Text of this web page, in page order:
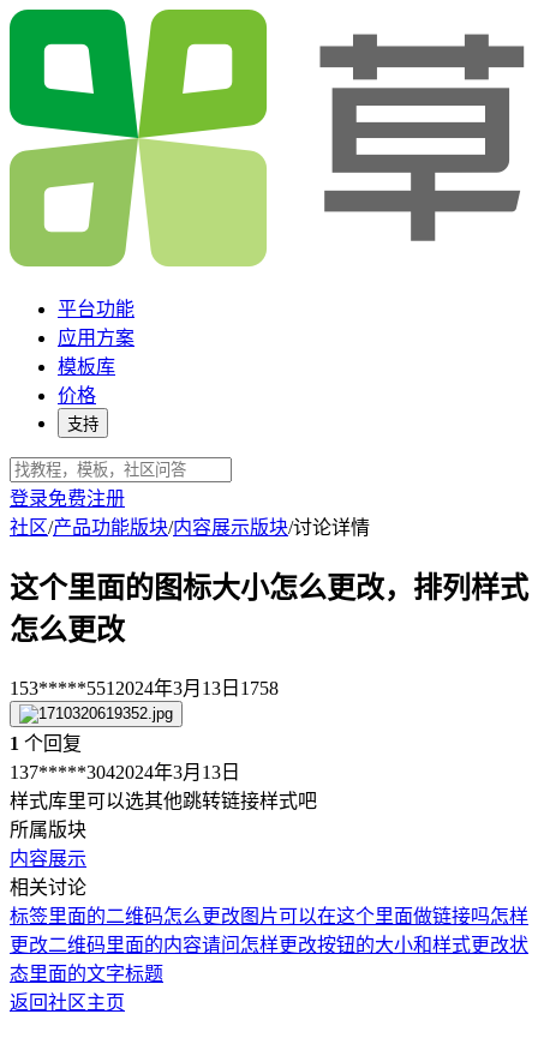
平台功能
应用方案
模板库
价格
支持
登录免费注册
社区/产品功能版块/内容展示版块/讨论详情
这个里面的图标大小怎么更改，排列样式
怎么更改
153*****551 2024年3月13日 1758
1 个回复
137*****3042024年3月13日
样式库里可以选其他跳转链接样式吧
所属版块
内容展示
相关讨论
标签里面的二维码怎么更改图片可以在这个里面做链接吗怎样
更改二维码里面的内容请问怎样更改按钮的大小和样式更改状
态里面的文字标题
返回社区主页